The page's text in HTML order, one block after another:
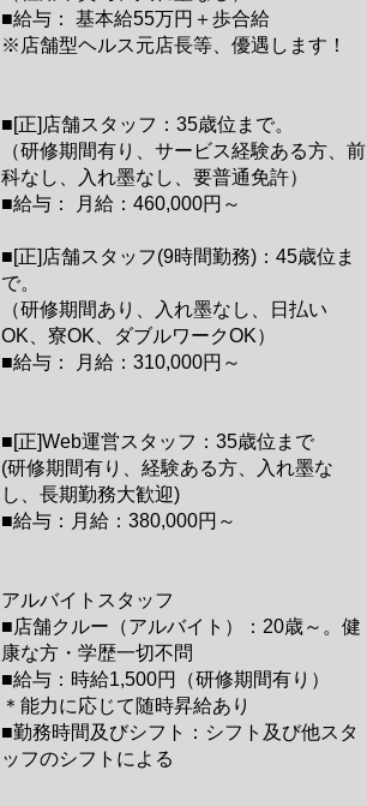
■給与： 基本給55万円＋歩合給
※店舗型ヘルス元店長等、優遇します！
■[正]店舗スタッフ：35歳位まで。
（研修期間有り、サービス経験ある方、前
科なし、入れ墨なし、要普通免許）
■給与： 月給：460,000円～
■[正]店舗スタッフ(9時間勤務)：45歳位ま
で。
（研修期間あり、入れ墨なし、日払い
OK、寮OK、ダブルワークOK）
■給与： 月給：310,000円～
■[正]Web運営スタッフ：35歳位まで
(研修期間有り、経験ある方、入れ墨な
し、長期勤務大歓迎)
■給与：月給：380,000円～
アルバイトスタッフ
■店舗クルー（アルバイト）：20歳～。健
康な方・学歴一切不問
■給与：時給1,500円（研修期間有り）
＊能力に応じて随時昇給あり
■勤務時間及びシフト：シフト及び他スタ
ッフのシフトによる